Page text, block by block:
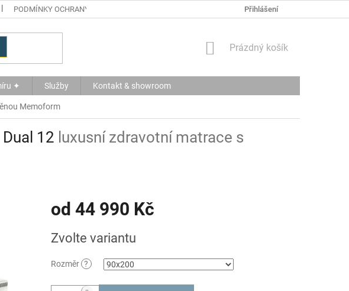
PODMÍNKY OCHRANY OSOBNÍCH ÚDAJŮ Přihlášení
NÁKUPNÍ
Prázdný košík
✦ Služby Kontakt & showroom
Memoform
12 luxusní zdravotní matrace s
od 44 990 Kč
cena:
Zvolte variantu
Rozměr ?